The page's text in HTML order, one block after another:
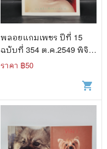
พลอยแกมเพชร ปีที่ 15
ฉบับที่ 354 ต.ค.2549 พิจิต
ตรา กฤติกุล
ราคา ฿50
shopping_cart